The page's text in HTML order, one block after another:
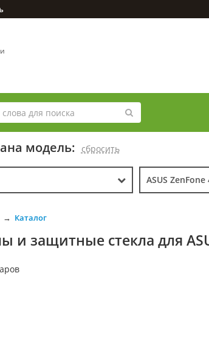
модель: cбросить
ASUS
Каталог
и защитные стекла для